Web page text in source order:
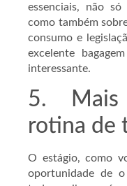
essenciais, não
como também
consumo e
excelente
interessante.
5. Mais
rotina de
O estágio, como
oportunidade de